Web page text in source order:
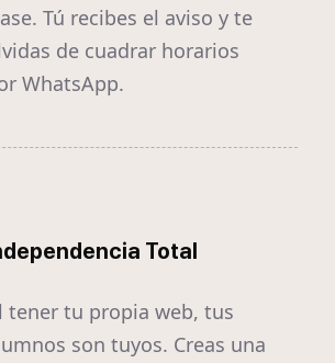
Tú recibes el aviso y te
de cuadrar horarios
WhatsApp.
Total
tener tu propia web, tus
son tuyos. Creas una